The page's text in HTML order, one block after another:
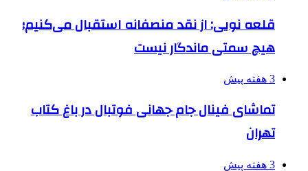
قلعه نویی: از نقد منصفانه استقبال می‌کنیم؛
هیچ سمتی ماندگار نیست
3 هفته پیش
تماشای فینال جام جهانی فوتبال در باغ کتاب
تهران
3 هفته پیش